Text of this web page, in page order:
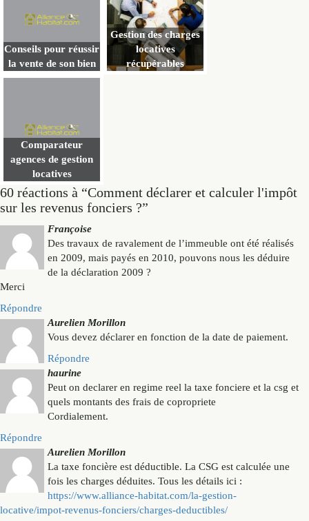
Conseils pour réussir
la vente de son bien
Gestion des charges
locatives
récupérables
Comparateur
agences de gestion
locatives
60 réactions à “Comment déclarer et calculer l'impôt
sur les revenus fonciers ?”
Françoise
Des travaux de ravalement de l’immeuble ont été réalisés
en 2009, mais payés en 2010, pouvons nous les déduire
de la déclaration 2009 ?
Merci
Répondre
Aurelien Morillon
Vous devez déclarer en fonction de la date de paiement.
Répondre
haurine
Peut on declarer en regime reel la taxe fonciere et la csg et
quels montants des frais de copropriete
Cordialement.
Répondre
Aurelien Morillon
La taxe foncière est déductible. La CSG est calculée une
fois les charges déduites. Tous les détails ici :
https://www.alliance-habitat.com/la-gestion-
locative/impot-revenus-fonciers/charges-deductibles/